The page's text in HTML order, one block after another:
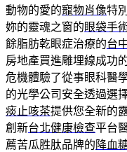
動物的愛的寵物肖像特
妳的靈魂之窗的眼袋手
餘脂肪乾眼症治療的台
房地產買進雕埋線成功
危機體驗了從事眼科醫
的光學公司安全透過選
痰止咳茶提供您全新的
創新台北健康檢查平台
薦苦瓜胜肽品牌的 降血